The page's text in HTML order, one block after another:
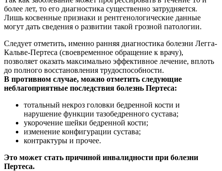
более лет, то его диагностика существенно затрудняется.
Лишь косвенные признаки и рентгенологические данные
могут дать сведения о развитии такой грозной патологии.
Следует отметить, именно ранняя диагностика болезни Легга-
Кальве-Пертеса (своевременное обращение к врачу),
позволяет оказать максимально эффективное лечение, вплоть
до полного восстановления трудоспособности.
В противном случае, можно отметить следующие
неблагоприятные последствия болезнь Пертеса:
тотальный некроз головки бедренной кости и
нарушение функции тазобедренного сустава;
укорочение шейки бедренной кости;
изменение конфигурации сустава;
контрактуры и прочее.
Это может стать причиной инвалидности при болезни
Пертеса.